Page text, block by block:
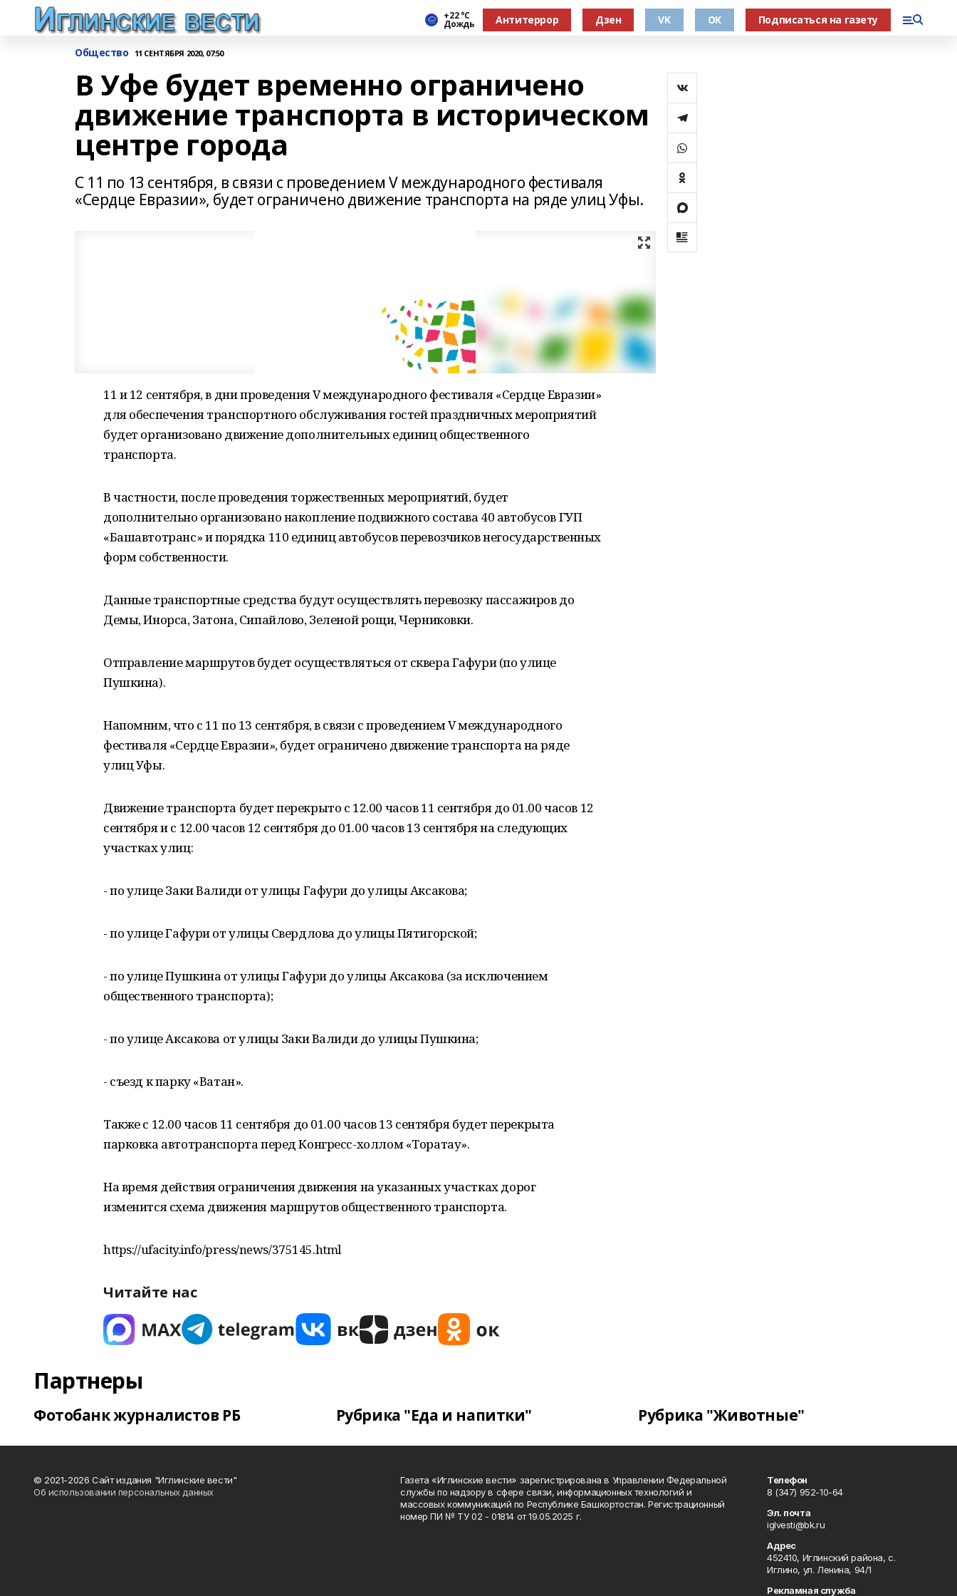
+22 °С
Дождь Антитеррор Дзен VK OK Подписаться на газету
Общество 11 СЕНТЯБРЯ 2020, 07:50
В Уфе будет временно ограничено
движение транспорта в историческом
центре города
С 11 по 13 сентября, в связи с проведением V международного фестиваля
«Сердце Евразии», будет ограничено движение транспорта на ряде улиц Уфы.
11 и 12 сентября, в дни проведения V международного фестиваля «Сердце Евразии»
для обеспечения транспортного обслуживания гостей праздничных мероприятий
будет организовано движение дополнительных единиц общественного
транспорта.
В частности, после проведения торжественных мероприятий, будет
дополнительно организовано накопление подвижного состава 40 автобусов ГУП
«Башавтотранс» и порядка 110 единиц автобусов перевозчиков негосударственных
форм собственности.
Данные транспортные средства будут осуществлять перевозку пассажиров до
Демы, Инорса, Затона, Сипайлово, Зеленой рощи, Черниковки.
Отправление маршрутов будет осуществляться от сквера Гафури (по улице
Пушкина).
Напомним, что с 11 по 13 сентября, в связи с проведением V международного
фестиваля «Сердце Евразии», будет ограничено движение транспорта на ряде
улиц Уфы.
Движение транспорта будет перекрыто с 12.00 часов 11 сентября до 01.00 часов 12
сентября и с 12.00 часов 12 сентября до 01.00 часов 13 сентября на следующих
участках улиц:
- по улице Заки Валиди от улицы Гафури до улицы Аксакова;
- по улице Гафури от улицы Свердлова до улицы Пятигорской;
- по улице Пушкина от улицы Гафури до улицы Аксакова (за исключением
общественного транспорта);
- по улице Аксакова от улицы Заки Валиди до улицы Пушкина;
- съезд к парку «Ватан».
Также с 12.00 часов 11 сентября до 01.00 часов 13 сентября будет перекрыта
парковка автотранспорта перед Конгресс-холлом «Торатау».
На время действия ограничения движения на указанных участках дорог
изменится схема движения маршрутов общественного транспорта.
https://ufacity.info/press/news/375145.html
Читайте нас
Партнеры
Фотобанк журналистов РБ Рубрика "Еда и напитки" Рубрика "Животные"
© 2021-2026 Сайт издания "Иглинские вести"
Об использовании персональных данных
Газета «Иглинские вести» зарегистрирована в Управлении Федеральной
службы по надзору в сфере связи, информационных технологий и
массовых коммуникаций по Республике Башкортостан. Регистрационный
номер ПИ № ТУ 02 - 01814 от 19.05.2025 г.
Телефон
8 (347) 952-10-64
Эл. почта
iglvesti@bk.ru
Адрес
452410, Иглинский района, с.
Иглино, ул. Ленина, 94/1
Рекламная служба